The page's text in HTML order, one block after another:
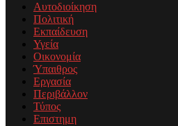
Αυτοδιοίκηση
Πολιτική
Εκπαίδευση
Υγεία
Οικονομία
Ύπαιθρος
Εργασία
Περιβάλλον
Τύπος
Επιστημη